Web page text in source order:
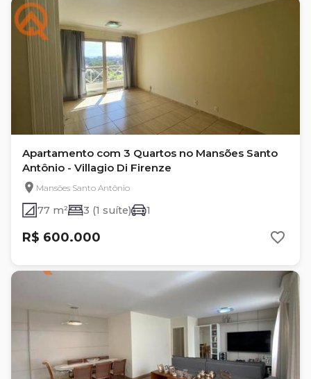
Apartamento com 3 Quartos no Mansões Santo
Antônio - Villagio Di Firenze
Mansões Santo Antônio
77 m² 3 (1 suíte) 1
R$ 600.000